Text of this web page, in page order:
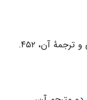
آن‌، ۴۵۲.